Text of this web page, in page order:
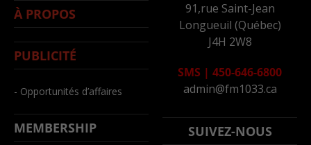
À PROPOS
PUBLICITÉ
- Opportunités d’affaires
MEMBERSHIP
91,rue Saint-Jean
Longueuil (Québec)
J4H 2W8
SMS | 450-646-6800
admin@fm1033.ca
SUIVEZ-NOUS